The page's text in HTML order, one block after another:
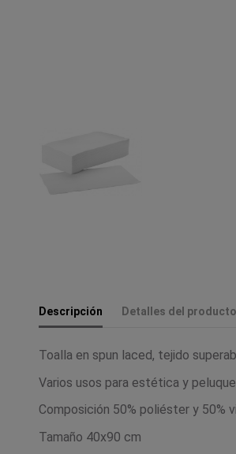
Descripción Detalles del producto
Toalla en spun laced, tejido
Varios usos para estética y
Composición 50% poliéster y 50%
Tamaño 40x90 cm